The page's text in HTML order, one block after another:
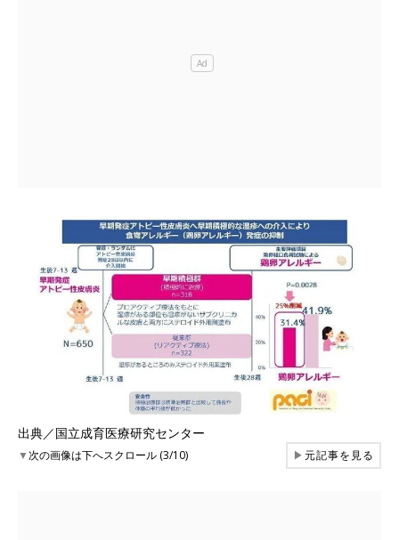
出典／国立成育医療研究センター
▼次の画像は下へスクロール (3/10) ▶元記事を見る